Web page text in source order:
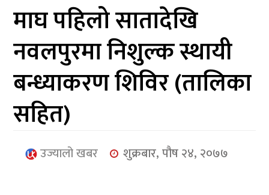
आर्थिक
मनोरञ्जन
खेलकुद
अन्तर्राष्ट्रिय/
युनिकोड
माघ पहिलो सातादेखि
नवलपुरमा निशुल्क स्थायी
बन्ध्याकरण शिविर (तालिका
सहित)
उज्यालो खबर शुक्रबार, पौष २४, २०७७